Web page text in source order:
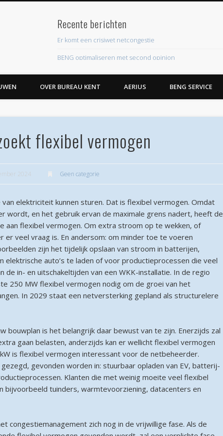
bureau Kent
Recente berichten
Er komt een crisiwet netcongestie
BENG optimaliseren met second opinion
Eis aan piekverbruik elektriciteit nieuwe woningen
Archieven
juni 2026
april 2026
maart 2026
februari 2026
januari 2026
december 2025
oktober 2025
mei 2025
maart 2025
februari 2025
januari 2025
november 2024
OVER BUREAU KENT AERIUS BENG SERVICE
flexibel vermogen
2024 Geen categorie
van elektriciteit kunnen sturen. Dat is flexibel vermogen. Omdat
wordt, en het gebruik ervan de maximale grens nadert, heeft de
aan flexibel vermogen. Om extra stroom op te wekken, of
er veel vraag is. En andersom: om minder toe te voeren
zijn het tijdelijk opslaan van stroom in batterijen,
elektrische auto’s te laden of voor productieprocessen die veel
de in- en uitschakeltijden van een WKK-installatie. In de regio
250 MW flexibel vermogen nodig om de groei van het
In 2029 staat een netversterking gepland als structurelere
bouwplan is het belangrijk daar bewust van te zijn. Enerzijds zal
gaan belasten, anderzijds kan er wellicht flexibel vermogen
is flexibel vermogen interessant voor de netbeheerder.
gevonden worden in: stuurbaar opladen van EV, batterij-
Klanten die met weinig moeite veel flexibel
bijvoorbeeld tuinders, warmtevoorziening, datacenters en
congestiemanagement zich nog in de vrijwillige fase. Als de